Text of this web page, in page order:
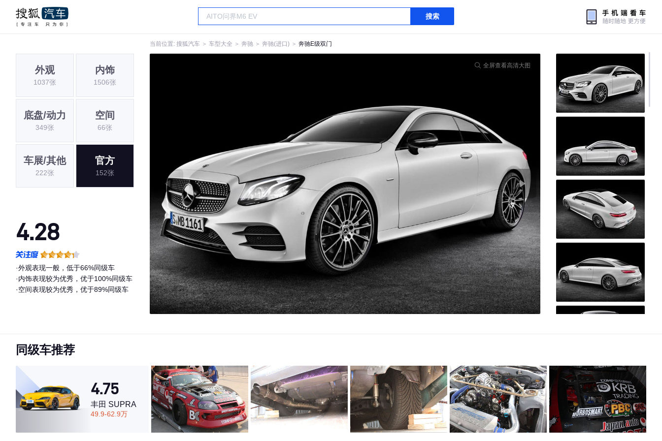
搜索
当前位置: 搜狐汽车 ＞ 车型大全 ＞ 奔驰 ＞ 奔驰(进口) ＞ 奔驰E级双门
外观
1037张
内饰
1506张
底盘/动力
349张
空间
66张
车展/其他
222张
官方
152张
4.28
·外观表现一般，低于66%同级车
·内饰表现较为优秀，优于100%同级车
·空间表现较为优秀，优于89%同级车
全屏查看高清大图
同级车推荐
4.75
丰田 SUPRA
49.9-62.9万